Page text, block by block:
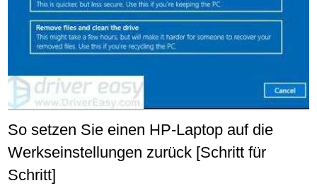
So setzen Sie einen HP-Laptop auf die
Werkseinstellungen zurück [Schritt für
Schritt]